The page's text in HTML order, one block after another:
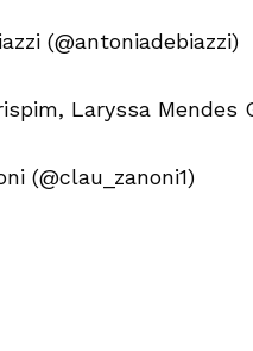
(@antoniadebiazzi)
Laryssa Mendes
(@clau_zanoni1)